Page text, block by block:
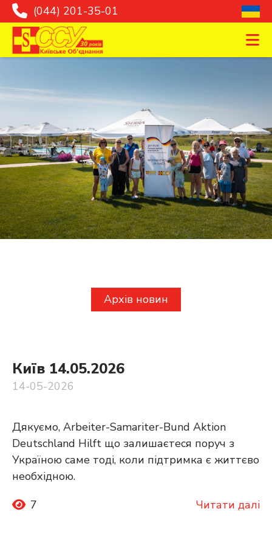
(044) 201-35-01
Архів новин
Київ 14.05.2026
14-05-2026
Дякуємо, Arbeiter-Samariter-Bund Aktion
Deutschland Hilft що залишаєтеся поруч з
Україною саме тоді, коли підтримка є життєво
необхідною.
7
Читати далі